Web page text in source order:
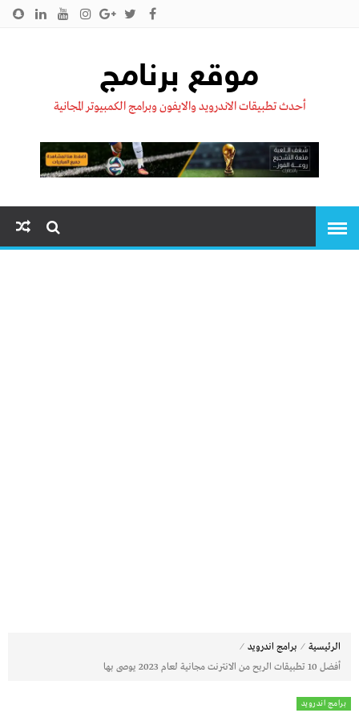
موقع برنامج
أحدث تطبيقات الاندرويد والايفون وبرامج الكمبيوتر المجانية
الرئيسية ⁄ برامج اندرويد ⁄
أفضل 10 تطبيقات الربح من الانترنت مجانية لعام 2023 يوصى بها
برامج اندرويد